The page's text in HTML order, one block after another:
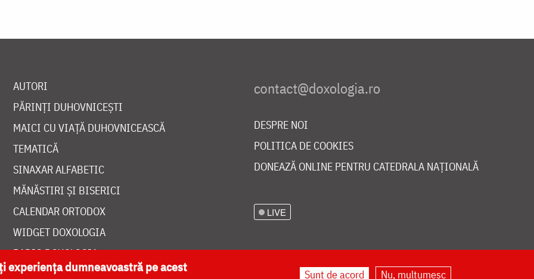
AUTORI
PĂRINȚI DUHOVNICEȘTI
MAICI CU VIAȚĂ DUHOVNICEASCĂ
TEMATICĂ
SINAXAR ALFABETIC
MĂNĂSTIRI ȘI BISERICI
CALENDAR ORTODOX
WIDGET DOXOLOGIA
RADIO DOXOLOGIA
DESPRE NOI
POLITICA DE COOKIES
DONEAZĂ ONLINE PENTRU CATEDRALA NAȚIONALĂ
LIVE
experiența dumneavoastră pe acest
Sunt de acord Nu, mulțumesc